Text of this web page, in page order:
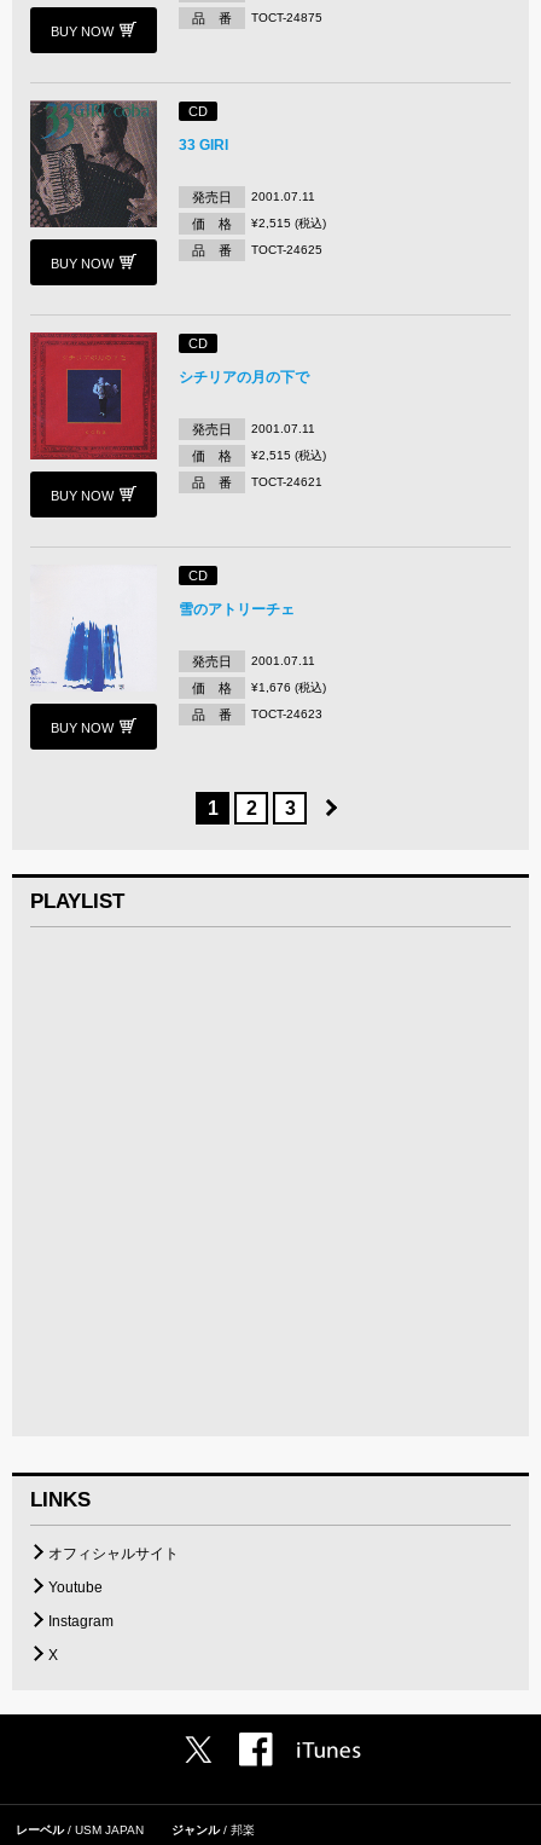
BUY NOW
品 番 TOCT-24875
BUY NOW
CD
33 GIRI
発売日 2001.07.11
価 格 ¥2,515 (税込)
品 番 TOCT-24625
BUY NOW
CD
シチリアの月の下で
発売日 2001.07.11
価 格 ¥2,515 (税込)
品 番 TOCT-24621
BUY NOW
CD
雪のアトリーチェ
発売日 2001.07.11
価 格 ¥1,676 (税込)
品 番 TOCT-24623
1 2 3
PLAYLIST
LINKS
オフィシャルサイト
Youtube
Instagram
X
レーベル USM JAPAN ジャンル 邦楽